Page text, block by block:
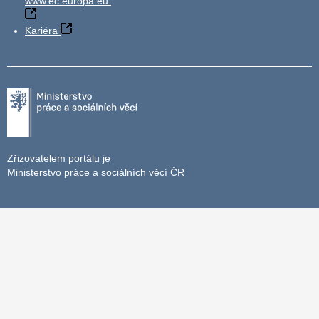
Kariéra
Zřizovatelem portálu je
Ministerstvo práce a sociálních věcí ČR